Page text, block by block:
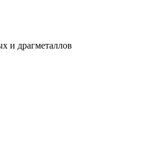
и драгметаллов